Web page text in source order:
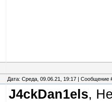
Дата: Среда, 09.06.21, 19:17 | Сообщение
J4ckDan1els,